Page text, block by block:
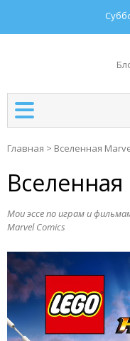
Главная > Вселенная
Мои эссе по играм и
Marvel Comics